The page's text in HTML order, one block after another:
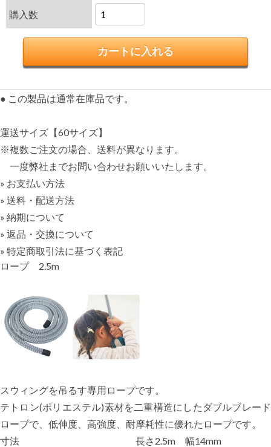
購入数
● この製品は通常在庫品です。
運送サイズ【60サイズ】
※複数ご注文の場合、送料が異なります。
一度弊社までお問い合わせお願いいたします。
» お支払い方法
» 送料・配送方法
» 納期について
» 返品・交換について
» 特定商取引法に基づく表記
ロープ 2.5m
スウィングを吊るす専用ロープです。
テトロン(ポリエステル)素材を二重構造にしたダブルブレード
ロープで、低伸度、高強度、耐摩耗性に優れたロープです。
寸法
長さ2.5m 幅14mm